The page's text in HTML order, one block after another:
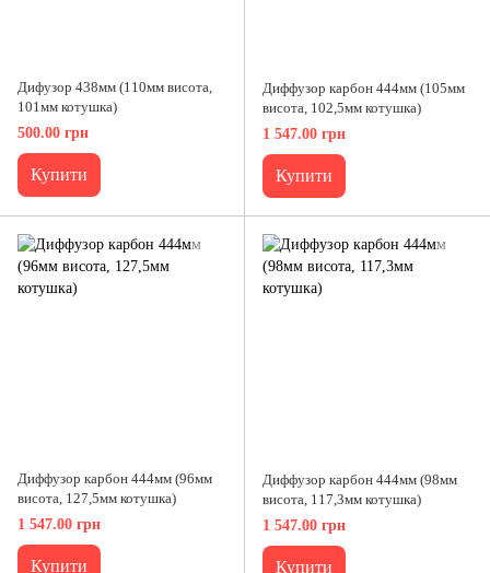
Дифузор 438мм (110мм висота,
101мм котушка)
500.00 грн
Купити
Диффузор карбон 444мм (105мм
висота, 102,5мм котушка)
1 547.00 грн
Купити
Диффузор карбон 444мм (96мм
висота, 127,5мм котушка)
1 547.00 грн
Купити
Диффузор карбон 444мм (98мм
висота, 117,3мм котушка)
1 547.00 грн
Купити